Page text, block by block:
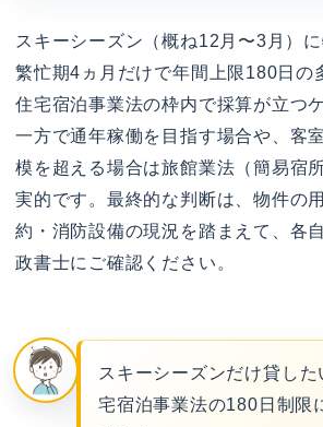
スキーシーズン（概ね12月〜3月）に
繁忙期4ヵ月だけで年間上限180日の
住宅宿泊事業法の枠内で採算が立つ
一方で通年稼働を目指す場合や、客
模を超える場合は旅館業法（簡易宿
実的です。最終的な判断は、物件の
約・消防設備の現況を踏まえて、各
政書士にご確認ください。
スキーシーズンだけ貸し
宅宿泊事業法の180日制限